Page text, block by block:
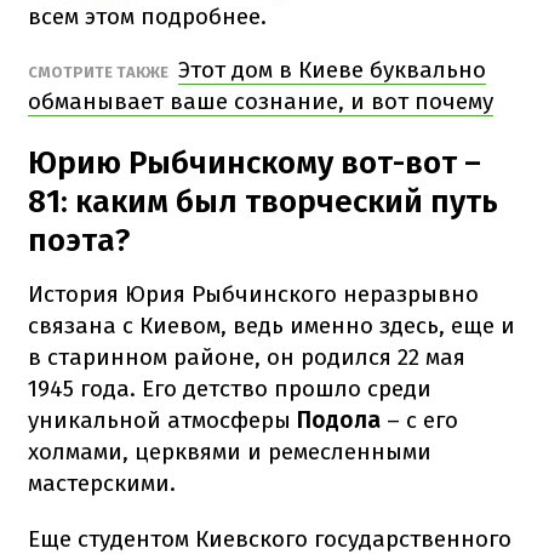
всем этом подробнее.
СМОТРИТЕ ТАКЖЕ Этот дом в Киеве буквально
обманывает ваше сознание, и вот почему
Юрию Рыбчинскому вот-вот –
81: каким был творческий путь
поэта?
История Юрия Рыбчинского неразрывно
связана с Киевом, ведь именно здесь, еще и
в старинном районе, он родился 22 мая
1945 года. Его детство прошло среди
уникальной атмосферы Подола – с его
холмами, церквями и ремесленными
мастерскими.
Еще студентом Киевского государственного